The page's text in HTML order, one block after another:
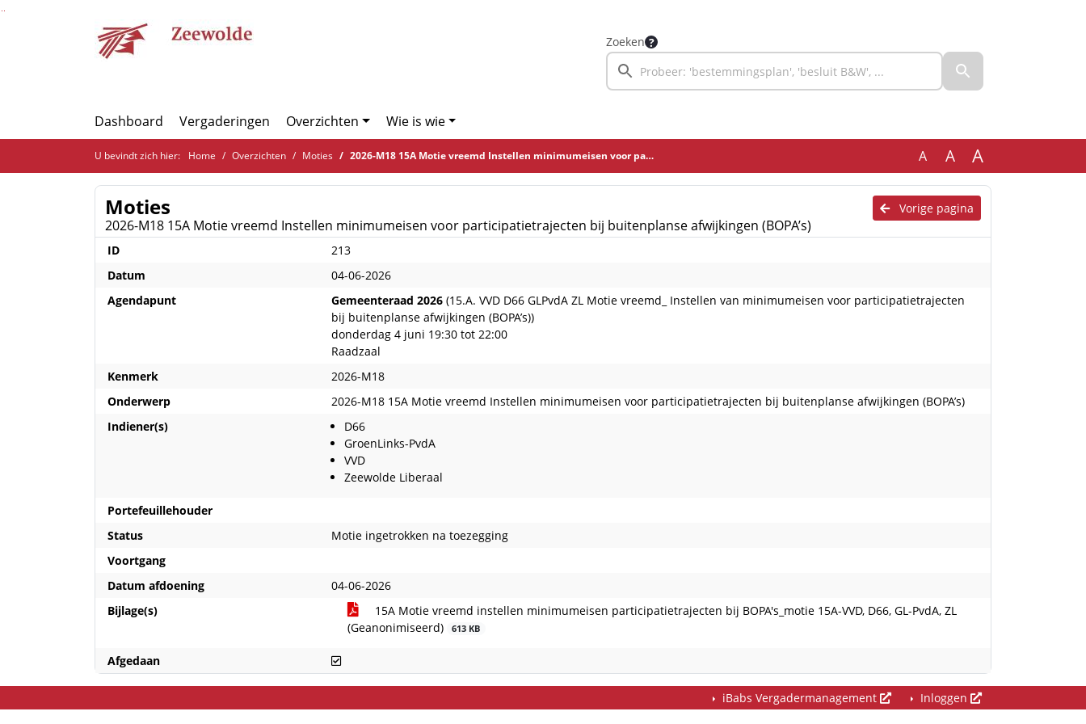
Ga naar de inhoud van deze pagina
Zoeken
Dashboard Vergaderingen Overzichten Wie is wie
U bevindt zich hier: Home Overzichten Moties 2026-M18 15A Motie vreemd Instellen minimumeisen voor participatietrajecten bij buitenplanse afwijkingen (BOPA’s) A A A
Vorige pagina
Moties
2026-M18 15A Motie vreemd Instellen minimumeisen voor participatietrajecten bij buitenplanse afwijkingen (BOPA’s)
ID
213
Datum
04-06-2026
Agendapunt
Gemeenteraad 2026 (15.A. VVD D66 GLPvdA ZL Motie vreemd_ Instellen van minimumeisen voor participatietrajecten
bij buitenplanse afwijkingen (BOPA’s))
donderdag 4 juni 19:30 tot 22:00
Raadzaal
Kenmerk
2026-M18
Onderwerp
2026-M18 15A Motie vreemd Instellen minimumeisen voor participatietrajecten bij buitenplanse afwijkingen (BOPA’s)
Indiener(s)
D66
GroenLinks-PvdA
VVD
Zeewolde Liberaal
Portefeuillehouder
Status
Motie ingetrokken na toezegging
Voortgang
Datum afdoening
04-06-2026
Bijlage(s)
15A Motie vreemd instellen minimumeisen participatietrajecten bij BOPA's_motie 15A-VVD, D66, GL-PvdA, ZL
(Geanonimiseerd)
613 KB
Afgedaan Afgedaan
iBabs Vergadermanagement Inloggen